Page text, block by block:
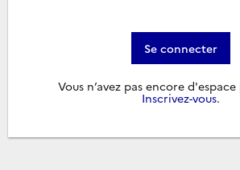
Se connecter
Vous n’avez pas encore
Inscrivez-vous.